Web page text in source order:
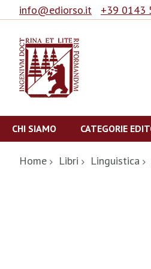
info@ediorso.it +39 0143
al
contenuto
CHI SIAMO CATEGORIE
Home Libri Linguistica